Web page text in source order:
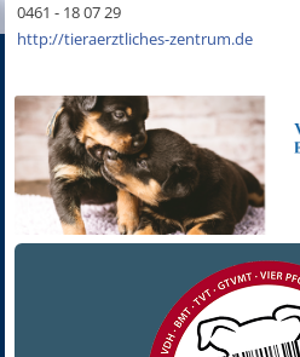
0461 - 18 07 29
http://tieraerztliches-zentrum.de